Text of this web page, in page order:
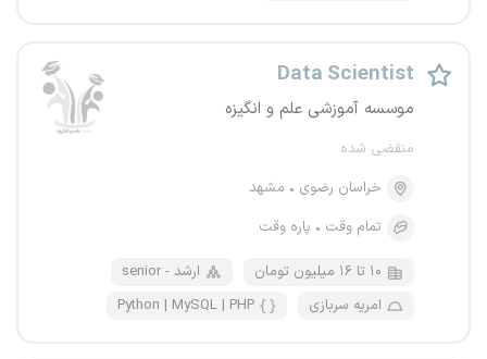
Data Scientist
موسسه‌ آموزشی علم و انگیزه
منقضی شده
خراسان رضوی
مشهد
تمام وقت
پاره وقت
۱۰ تا ۱۶ میلیون تومان
senior - ارشد
امریه سربازی
Python | MySQL | PHP